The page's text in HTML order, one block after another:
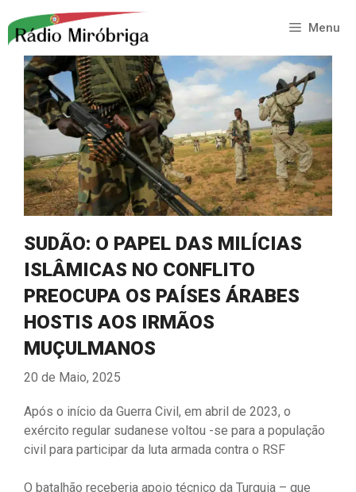
para
conteúdo
Menu
SUDÃO: O PAPEL DAS MILÍCIAS
ISLÂMICAS NO CONFLITO
PREOCUPA OS PAÍSES ÁRABES
HOSTIS AOS IRMÃOS
MUÇULMANOS
20 de Maio, 2025
Após o início da Guerra Civil, em abril de 2023, o
exército regular sudanese voltou -se para a população
civil para participar da luta armada contra o RSF
O batalhão receberia apoio técnico da Turquia – que